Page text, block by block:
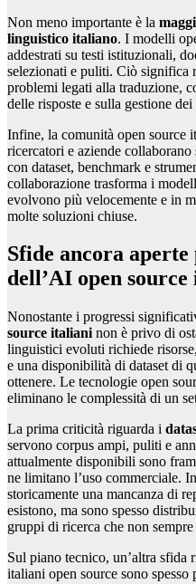
Non meno importante è la
linguistico italiano. I modelli
addestrati su testi istituzionali,
selezionati e puliti. Ciò significa
problemi legati alla traduzione,
delle risposte e sulla gestione
Infine, la comunità open source
ricercatori e aziende
con dataset, benchmark e
collaborazione trasforma i
evolvono più velocemente e in
molte soluzioni chiuse.
Sfide ancora
dell’AI open
Nonostante i progressi
source italiani non è privo di
linguistici evoluti richiede
e una disponibilità di dataset di
ottenere. Le tecnologie open
eliminano le complessità di un
La prima criticità riguarda i
servono corpus ampi, puliti e
attualmente disponibili sono
ne limitano l’uso commerciale.
storicamente una mancanza di
esistono, ma sono spesso
gruppi di ricerca che non
Sul piano tecnico, un’altra sfida
italiani open source sono